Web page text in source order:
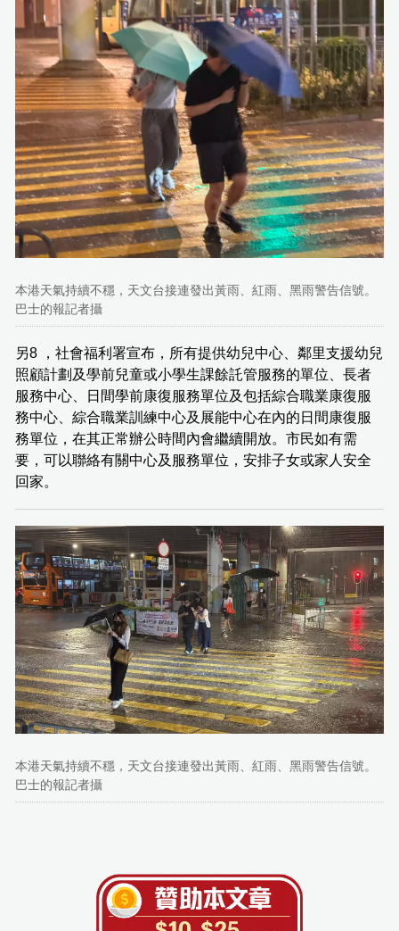
本港天氣持續不穩，天文台接連發出黃雨、紅雨、黑雨警告信號。
巴士的報記者攝
另8 ，社會福利署宣布，所有提供幼兒中心、鄰里支援幼兒
照顧計劃及學前兒童或小學生課餘託管服務的單位、長者
服務中心、日間學前康復服務單位及包括綜合職業康復服
務中心、綜合職業訓練中心及展能中心在內的日間康復服
務單位，在其正常辦公時間內會繼續開放。市民如有需
要，可以聯絡有關中心及服務單位，安排子女或家人安全
回家。
本港天氣持續不穩，天文台接連發出黃雨、紅雨、黑雨警告信號。
巴士的報記者攝